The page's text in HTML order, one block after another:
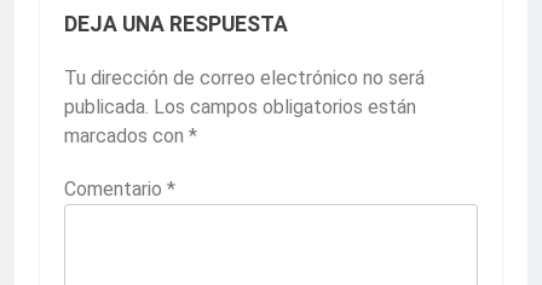
DEJA UNA RESPUESTA
Tu dirección de correo electrónico no será
publicada. Los campos obligatorios están
marcados con *
Comentario *